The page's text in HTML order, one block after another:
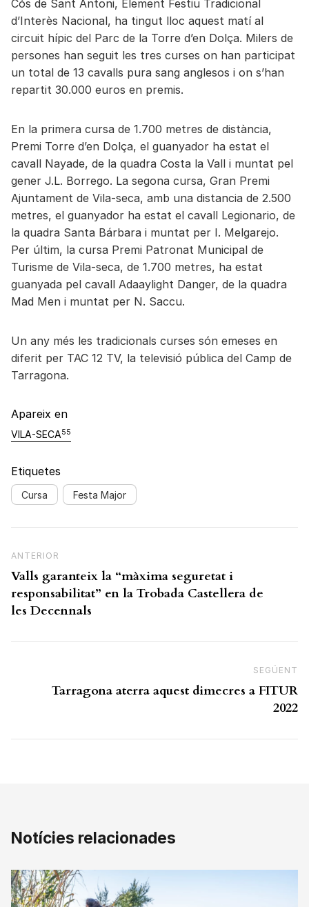
Cós de Sant Antoni, Element Festiu Tradicional
d’Interès Nacional, ha tingut lloc aquest matí al
circuit hípic del Parc de la Torre d’en Dolça. Milers de
persones han seguit les tres curses on han participat
un total de 13 cavalls pura sang anglesos i on s’han
repartit 30.000 euros en premis.
En la primera cursa de 1.700 metres de distància,
Premi Torre d’en Dolça, el guanyador ha estat el
cavall Nayade, de la quadra Costa la Vall i muntat pel
gener J.L. Borrego. La segona cursa, Gran Premi
Ajuntament de Vila-seca, amb una distancia de 2.500
metres, el guanyador ha estat el cavall Legionario, de
la quadra Santa Bárbara i muntat per I. Melgarejo.
Per últim, la cursa Premi Patronat Municipal de
Turisme de Vila-seca, de 1.700 metres, ha estat
guanyada pel cavall Adaaylight Danger, de la quadra
Mad Men i muntat per N. Saccu.
Un any més les tradicionals curses són emeses en
diferit per TAC 12 TV, la televisió pública del Camp de
Tarragona.
Apareix en
VILA-SECA55
Etiquetes
Cursa Festa Major
Previous Post
ANTERIOR
Valls garanteix la “màxima seguretat i
responsabilitat” en la Trobada Castellera de
les Decennals
SEGÜENT
Tarragona aterra aquest dimecres a FITUR
2022
Notícies relacionades